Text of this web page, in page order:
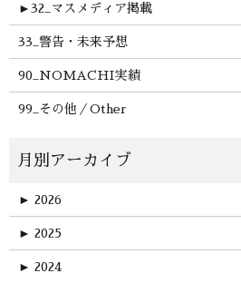
► 32_マスメディア掲載
33_警告・未来予想
90_NOMACHI実績
99_その他／Other
► 2026
► 2025
► 2024